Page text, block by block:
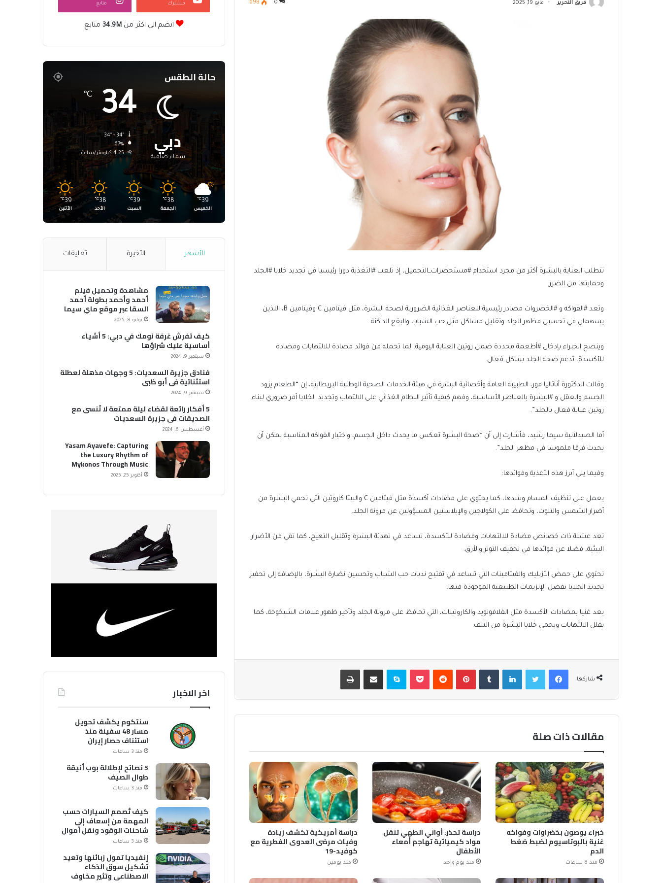
فريق التحرير مايو 19, 2025 0
698
تتطلب العناية بالبشرة أكثر من مجرد استخدام #مستحضرات_التجميل، إذ تلعب #التغذية دورا رئيسيا في تجديد خلايا #الجلد
وحمايتها من الضرر.
وتعد #الفواكه و #الخضروات مصادر رئيسية للعناصر الغذائية الضرورية لصحة البشرة، مثل فيتامين C وفيتامين B، اللذين
يسهمان في تحسين مظهر الجلد وتقليل مشاكل مثل حب الشباب والبقع الداكنة.
وينصح الخبراء بإدخال #أطعمة محددة ضمن روتين العناية اليومية، لما تحمله من فوائد مضادة للالتهابات ومضادة
للأكسدة، تدعم صحة الجلد بشكل فعال.
وقالت الدكتورة أناتاليا مور، الطبيبة العامة وأخصائية البشرة في هيئة الخدمات الصحية الوطنية البريطانية، إن “الطعام يزود
الجسم والعقل و #البشرة بالعناصر الأساسية، وفهم كيفية تأثير النظام الغذائي على الالتهاب وتجديد الخلايا أمر ضروري لبناء
روتين عناية فعال بالجلد”.
أما الصيدلانية سيما رشيد، فأشارت إلى أن “صحة البشرة تعكس ما يحدث داخل الجسم، واختيار الفواكه المناسبة يمكن أن
يحدث فرقا ملموسا في مظهر الجلد”.
وفيما يلي أبرز هذه الأغذية وفوائدها:
يعمل على تنظيف المسام وشدها، كما يحتوي على مضادات أكسدة مثل فيتامين C والبيتا كاروتين التي تحمي البشرة من
أضرار الشمس والتلوث، وتحافظ على الكولاجين والإيلاستين المسؤولين عن مرونة الجلد.
تعد عشبة ذات خصائص مضادة للالتهابات ومضادة للأكسدة، تساعد في تهدئة البشرة وتقليل التهيج، كما تقي من الأضرار
البيئية، فضلا عن فوائدها في تخفيف التوتر والأرق.
تحتوي على حمض الأزيليك والفيتامينات التي تساعد في تفتيح ندبات حب الشباب وتحسين نضارة البشرة، بالإضافة إلى تحفيز
تجديد الخلايا بفضل الإنزيمات الطبيعية الموجودة فيها.
يعد غنيا بمضادات الأكسدة مثل الفلافونويد والكاروتينات، التي تحافظ على مرونة الجلد وتأخير ظهور علامات الشيخوخة، كما
يقلل الالتهابات ويحمي خلايا البشرة من التلف.
شاركها
فيسبوكتويتر لينكدإن بينتيريست بوكيت سكايب مشاركة عبر البريد طباعة
مقالات ذات صلة
خبراء يوصون بخضراوات وفواكه
غنية بالبوتاسيوم لضبط ضغط
الدم
منذ 8 ساعات
دراسة تحذر: أواني الطهي تنقل
مواد كيميائية تهاجم أمعاء
الأطفال
منذ يوم واحد
دراسة أمريكية تكشف زيادة
وفيات مرضى العدوى الفطرية مع
كوفيد-19
منذ يومين
مشترك متابع
انضم الى اكثر من34.9M متابع
حالة الطقس
دبي
سماء صافية
34
℃
67%
4.25 كيلومتر/ساعة
39
℃
الخميس
38
℃
الجمعة
39
℃
السبت
38
℃
الأحد
39
℃
الأثنين
الأشهر الأخيرة تعليقات
مشاهدة وتحميل فيلم
أحمد وأحمد بطولة أحمد
السقا عبر موقع ماي سيما
MyCima (وي سيما WeCima)
يوليو 8, 2025
كيف تفرش غرفة نومك في دبي: 5 أشياء
أساسية عليك شراؤها
سبتمبر 9, 2024
فنادق جزيرة السعديات: 5 وجهات مذهلة لعطلة
استثنائية في أبو ظبي
سبتمبر 9, 2024
5 أفكار رائعة لقضاء ليلة ممتعة لا تُنسى مع
الصديقات في جزيرة السعديات
أغسطس 6, 2024
Yasam Ayavefe: Capturing
the Luxury Rhythm of
Mykonos Through Music
أكتوبر 25, 2025
اخر الاخبار
سنتكوم يكشف تحويل
مسار 48 سفينة منذ
استئناف حصار إيران
منذ 3 ساعات
5 نصائح لإطلالة بوب أنيقة
طوال الصيف
منذ 3 ساعات
كيف تُصمم السيارات حسب
المهمة من إسعاف إلى
شاحنات الوقود ونقل أموال
منذ 3 ساعات
إنفيديا تمول زبائنها وتعيد
تشكيل سوق الذكاء
الاصطناعي وتثير مخاوف